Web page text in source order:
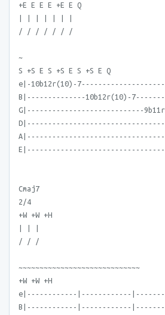
+E E E E +E E Q
/ / / / / / /
~
S +S E S +S E S +S E Q
e|-10b12r(10)-
B|--------------10b12r(10)-
G|----------------------------
Cmaj7
2/4
+W +W +H
/ / /
~~~~~~~~~~~~~~~~~~~~~~~~~~~~~
+W +W +H
e|------------|------------
B|------------|------------